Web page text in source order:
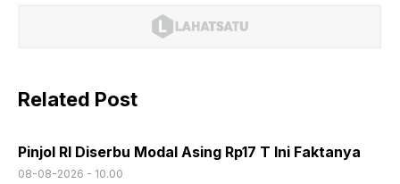
Related Post
Pinjol RI Diserbu Modal Asing Rp17 T Ini Faktanya
08-08-2026 - 10.00